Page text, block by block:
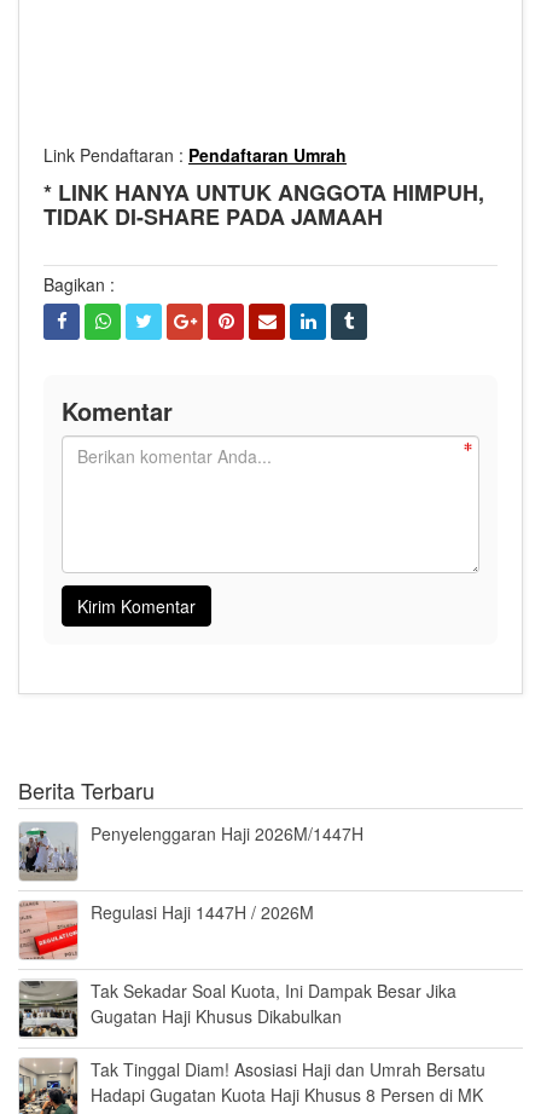
Link Pendaftaran : Pendaftaran Umrah
* LINK HANYA UNTUK ANGGOTA HIMPUH,
TIDAK DI-SHARE PADA JAMAAH
Bagikan :
Komentar
Berita Terbaru
Penyelenggaran Haji 2026M/1447H
Regulasi Haji 1447H / 2026M
Tak Sekadar Soal Kuota, Ini Dampak Besar Jika
Gugatan Haji Khusus Dikabulkan
Tak Tinggal Diam! Asosiasi Haji dan Umrah Bersatu
Hadapi Gugatan Kuota Haji Khusus 8 Persen di MK